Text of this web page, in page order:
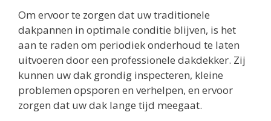
Om ervoor te zorgen dat uw traditionele
dakpannen in optimale conditie blijven, is het
aan te raden om periodiek onderhoud te laten
uitvoeren door een professionele dakdekker. Zij
kunnen uw dak grondig inspecteren, kleine
problemen opsporen en verhelpen, en ervoor
zorgen dat uw dak lange tijd meegaat.